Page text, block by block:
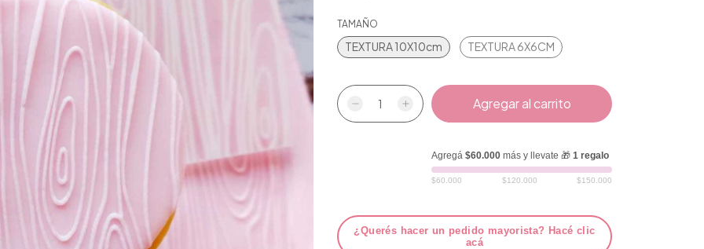
TAMAÑO
TEXTURA 10X10cm TEXTURA 6X6CM
Agregá $60.000 más y llevate 🎁 1 regalo
$60.000 $120.000 $150.000
¿Querés hacer un pedido mayorista? Hacé clic
acá